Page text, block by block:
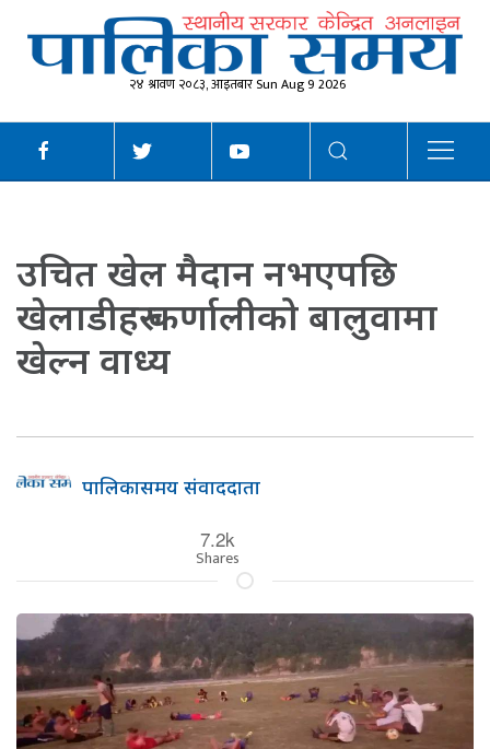
२४ श्रावण २०८३, आइतबार Sun Aug 9 2026
उचित खेल मैदान नभएपछि
खेलाडीहरु कर्णालीको बालुवामा
खेल्न वाध्य
पालिकासमय संवाददाता
7.2k
Shares